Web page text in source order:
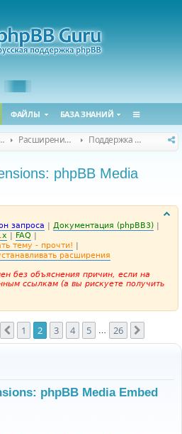
ФАЙЛЫ БАЗА ЗНАНИЙ
Расширения phpBB Поддержка расширений для phpBB
phpBB Media
запроса | Документация (phpBB3) |
| FAQ |
тему - прочти! |
расширения
без объяснения причин, если на
ссылкам (а вы рискуете получить
2из26
Пред.
1 2 3 4 5 26
phpBB Media Embed